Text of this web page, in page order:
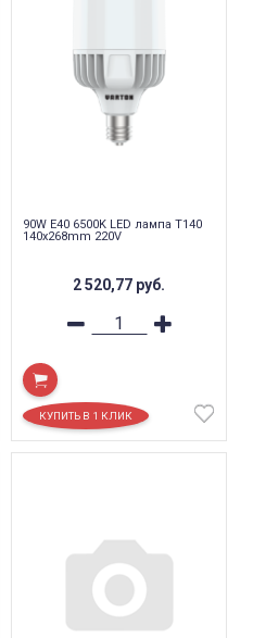
90W E40 6500K LED лампа T140
140x268mm 220V
2 520,77 руб.